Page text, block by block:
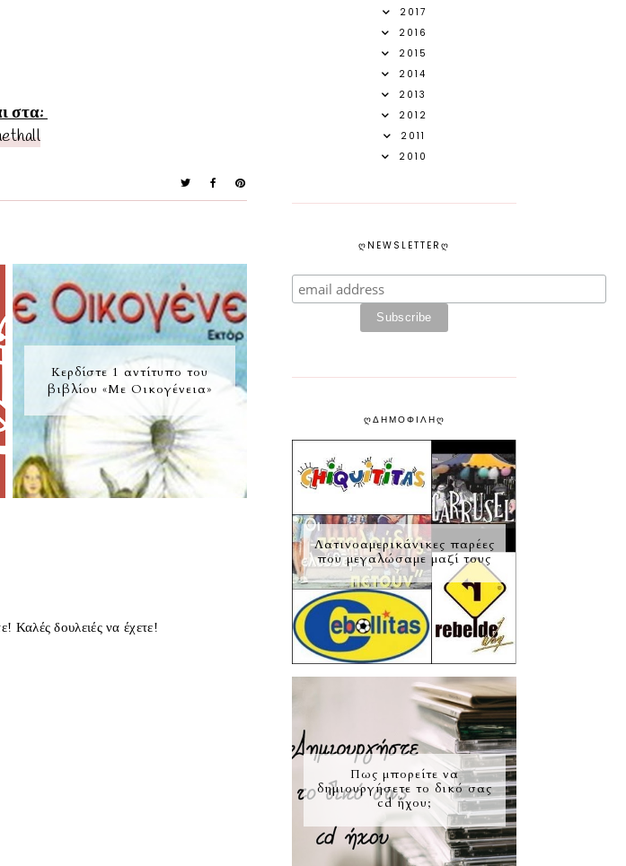
στα:
Κερδίστε 1 αντίτυπο του
βιβλίου «Με Οικογένεια»
Καλές δουλειές να έχετε!
2017
2016
2015
2014
2013
2012
2011
2010
ᲦNEWSLETTERᲦ
ᲦΔΗΜΟΦΙΛΗᲦ
Λατινοαμερικάνικες παρέες
που μεγαλώσαμε μαζί τους
Πως μπορείτε να
δημιουργήσετε το δικό σας
cd ήχου;